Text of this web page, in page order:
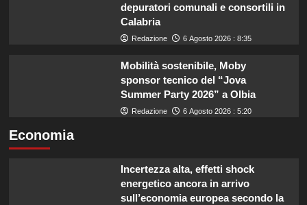
depuratori comunali e consortili in
Calabria
Redazione 6 Agosto 2026 : 8:35
Mobilità sostenibile, Moby
sponsor tecnico del “Jova
Summer Party 2026” a Olbia
Redazione 6 Agosto 2026 : 5:20
Economia
Incertezza alta, effetti shock
energetico ancora in arrivo
sull’economia europea secondo la